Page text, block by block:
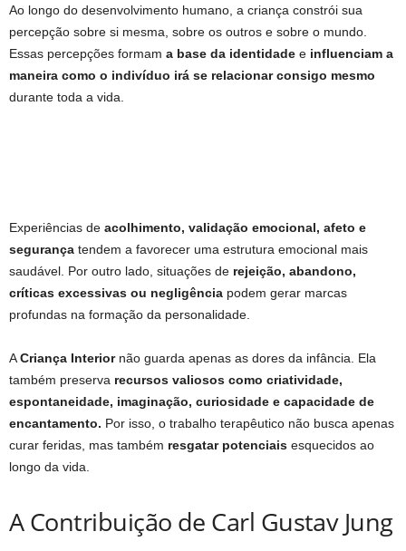
Ao longo do desenvolvimento humano, a criança constrói sua
percepção sobre si mesma, sobre os outros e sobre o mundo.
Essas percepções formam a base da identidade e influenciam a
maneira como o indivíduo irá se relacionar consigo mesmo
durante toda a vida.
Experiências de acolhimento, validação emocional, afeto e
segurança tendem a favorecer uma estrutura emocional mais
saudável. Por outro lado, situações de rejeição, abandono,
críticas excessivas ou negligência podem gerar marcas
profundas na formação da personalidade.
ACriança Interiornão guarda apenas as dores da infância. Ela
também preserva recursos valiosos como criatividade,
espontaneidade, imaginação, curiosidade e capacidade de
encantamento. Por isso, o trabalho terapêutico não busca apenas
curar feridas, mas também resgatar potenciais esquecidos ao
longo da vida.
A Contribuição de Carl Gustav Jung